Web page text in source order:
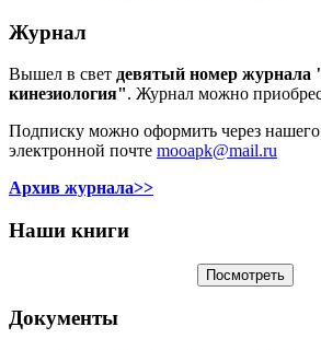
Журнал
Вышел в свет девятый номер журнала
кинезиология". Журнал можно
Подписку можно оформить через
электронной почте mooapk@mail.ru
Архив журнала>>
Наши книги
Документы